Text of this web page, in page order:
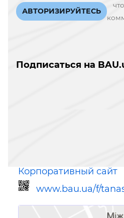
АВТОРИЗИРУЙТЕСЬ
Подписаться на
Корпоративный сайт
www.bau.ua/f/